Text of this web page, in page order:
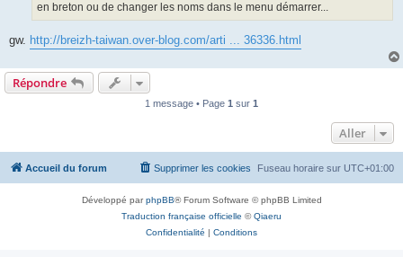
en breton ou de changer les noms dans le menu démarrer...
gw. http://breizh-taiwan.over-blog.com/arti ... 36336.html
Répondre
1 message • Page 1 sur 1
Aller
Accueil du forum Fuseau horaire sur UTC+01:00
Supprimer les cookies
Développé parphpBB® Forum Software © phpBB Limited
Traduction française officielle ©Qiaeru
Confidentialité | Conditions